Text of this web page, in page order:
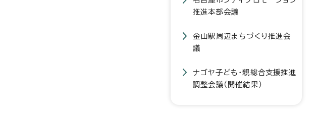
推進本部会議
金山駅周辺まちづくり推進会
議
ナゴヤ子ども・親総合支援推進
調整会議（開催結果）